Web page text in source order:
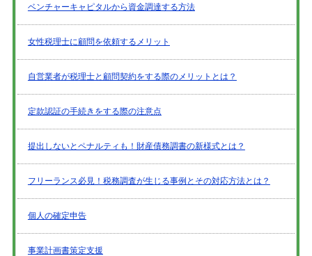
ベンチャーキャピタルから資金調達する方法
女性税理士に顧問を依頼するメリット
自営業者が税理士と顧問契約をする際のメリットとは？
定款認証の手続きをする際の注意点
提出しないとペナルティも！財産債務調書の新様式とは？
フリーランス必見！税務調査が生じる事例とその対応方法とは？
個人の確定申告
事業計画書策定支援